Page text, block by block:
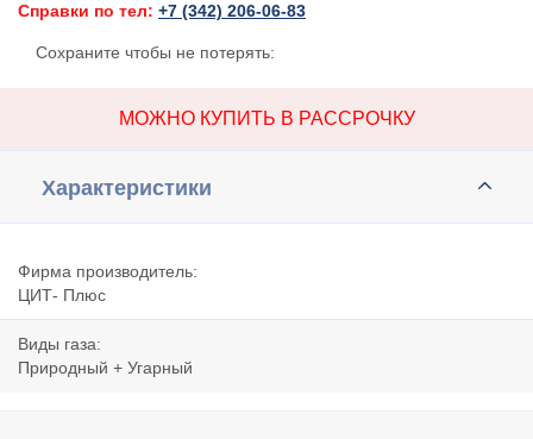
Справки по тел: +7 (342) 206-06-83
Сохраните чтобы не потерять:
МОЖНО КУПИТЬ В РАССРОЧКУ
Характеристики
Фирма производитель:
ЦИТ- Плюс
Виды газа:
Природный + Угарный